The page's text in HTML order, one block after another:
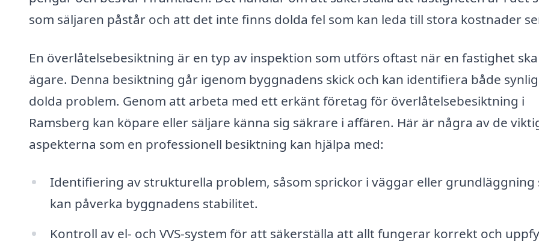
som säljaren påstår och att det inte finns dolda fel som kan leda till stora kostnader
En överlåtelsebesiktning är en typ av inspektion som utförs oftast när en fastighet
ägare. Denna besiktning går igenom byggnadens skick och kan identifiera både
dolda problem. Genom att arbeta med ett erkänt företag för överlåtelsebesiktning i
Ramsberg kan köpare eller säljare känna sig säkrare i affären. Här är några av de
aspekterna som en professionell besiktning kan hjälpa med:
Identifiering av strukturella problem, såsom sprickor i väggar eller grundläggning
kan påverka byggnadens stabilitet.
Kontroll av el- och VVS-system för att säkerställa att allt fungerar korrekt och